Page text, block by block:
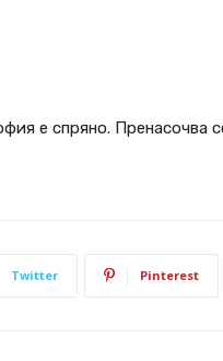
е спряно. Пренасочва
Twitter Pinterest